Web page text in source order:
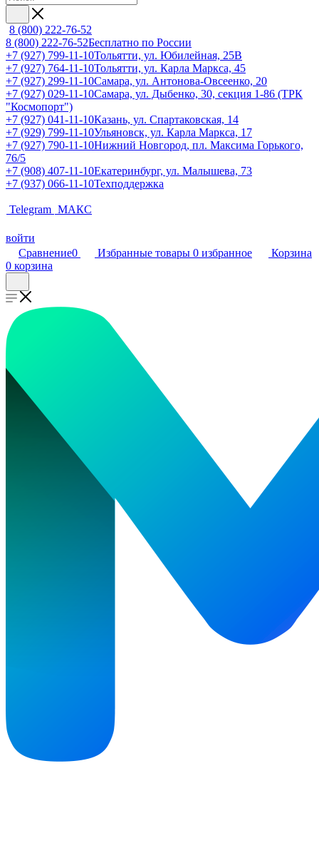
8 (800) 222-76-52
8 (800) 222-76-52Бесплатно по России
+7 (927) 799-11-10Тольятти, ул. Юбилейная, 25В
+7 (927) 764-11-10Тольятти, ул. Карла Маркса, 45
+7 (927) 299-11-10Самара, ул. Антонова-Овсеенко, 20
+7 (927) 029-11-10Самара, ул. Дыбенко, 30, секция 1-86 (ТРК
"Космопорт")
+7 (927) 041-11-10Казань, ул. Спартаковская, 14
+7 (929) 799-11-10Ульяновск, ул. Карла Маркса, 17
+7 (927) 790-11-10Нижний Новгород, пл. Максима Горького,
76/5
+7 (908) 407-11-10Екатеринбург, ул. Малышева, 73
+7 (937) 066-11-10Техподдержка
Telegram МАКС
войти
Сравнение0 Избранные товары 0 избранное
Корзина
0 корзина